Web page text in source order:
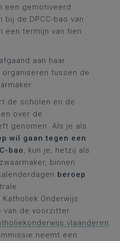
een gemotiveerd
de DPCC-bao van
een termijn van tien
aan haar
tussen de
de scholen en de
over de
genomen. Als je als
wil gaan tegen een
bao, kun je, hetzij als
binnen
beroep
Onderwijs
van de voorzitter
.
neemt een